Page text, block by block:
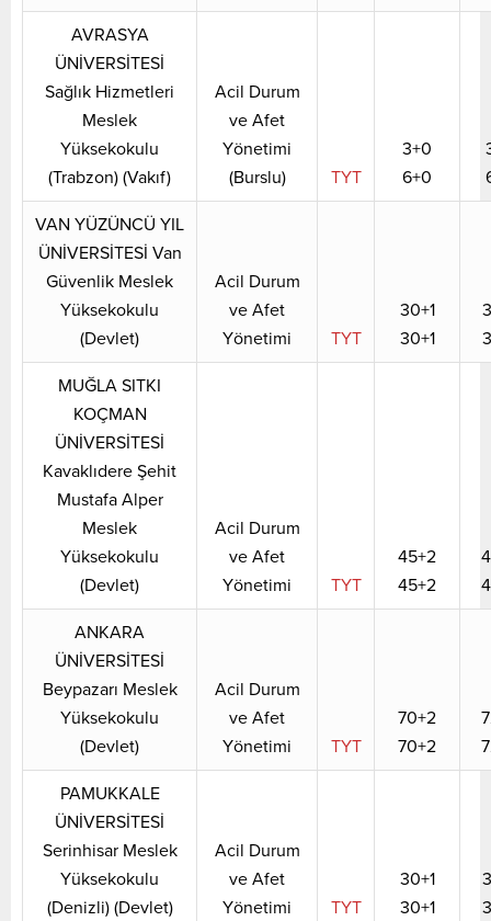
AVRASYA
ÜNİVERSİTESİ
Sağlık Hizmetleri
Meslek
Yüksekokulu
(Trabzon) (Vakıf)
Acil Durum
ve Afet
Yönetimi
(Burslu)
TYT
3+0
6+0
VAN YÜZÜNCÜ YIL
ÜNİVERSİTESİ Van
Güvenlik Meslek
Yüksekokulu
(Devlet)
Acil Durum
ve Afet
Yönetimi
TYT
30+1
30+1
MUĞLA SITKI
KOÇMAN
ÜNİVERSİTESİ
Kavaklıdere Şehit
Mustafa Alper
Meslek
Yüksekokulu
(Devlet)
Acil Durum
ve Afet
Yönetimi
TYT
45+2
45+2
ANKARA
ÜNİVERSİTESİ
Beypazarı Meslek
Yüksekokulu
(Devlet)
Acil Durum
ve Afet
Yönetimi
TYT
70+2
70+2
PAMUKKALE
ÜNİVERSİTESİ
Serinhisar Meslek
Yüksekokulu
(Denizli) (Devlet)
Acil Durum
ve Afet
Yönetimi
TYT
30+1
30+1